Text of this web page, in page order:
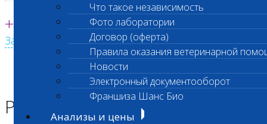
Единая круглосуточная справочная
+7 495 260 0 260
Заказать звонок с сайта
Что такое независимость
Фото лаборатории
Договор (оферта)
Правила оказания ветеринарной
Новости
Электронный документооборот
Франшиза Шанс Био
Анализы и цены
Главная страница
Режим работы лаборатории
Режим работы лаборатории